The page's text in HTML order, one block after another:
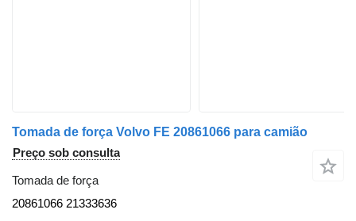
Tomada de força Volvo FE 20861066 para camião
Preço sob consulta
Tomada de força
20861066 21333636